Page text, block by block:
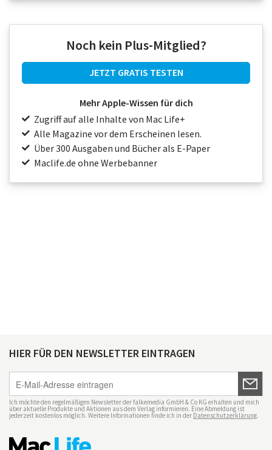
Noch kein Plus-Mitglied?
JETZT GRATIS TESTEN
Mehr Apple-Wissen für dich
Zugriff auf alle Inhalte von Mac Life+
Alle Magazine vor dem Erscheinen lesen.
Über 300 Ausgaben und Bücher als E-Paper
Maclife.de ohne Werbebanner
HIER FÜR DEN NEWSLETTER EINTRAGEN
Ich möchte den regelmäßigen Newsletter der falkemedia GmbH & Co KG erhalten und mich
über aktuelle Produkte und Aktionen aus dem Verlag informieren. Eine Abmeldung ist
jederzeit kostenlos möglich. Weitere Informationen finde ich in der Datenschutzerklärung.